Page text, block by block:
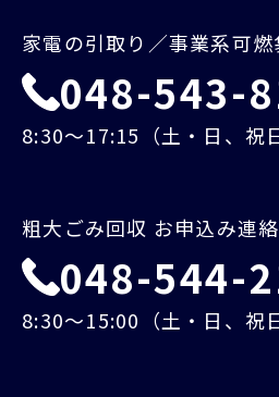
家電の引取り／事業系可
048-543-
8:30～17:15（土・日、祝
粗大ごみ回収 お申込み連
048-544-
8:30～15:00（土・日、祝